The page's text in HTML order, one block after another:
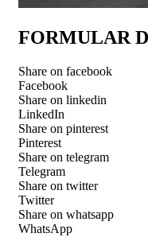
FORMULAR
Share on facebook
Facebook
Share on linkedin
LinkedIn
Share on pinterest
Pinterest
Share on telegram
Telegram
Share on twitter
Twitter
Share on whatsapp
WhatsApp